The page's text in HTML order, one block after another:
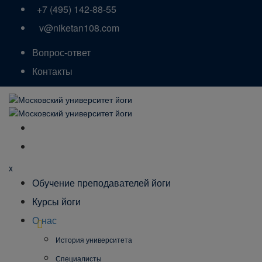
+7 (495) 142-88-55
v@niketan108.com
Вопрос-ответ
Контакты
x
Обучение преподавателей йоги
Курсы йоги
О нас
История университета
Специалисты